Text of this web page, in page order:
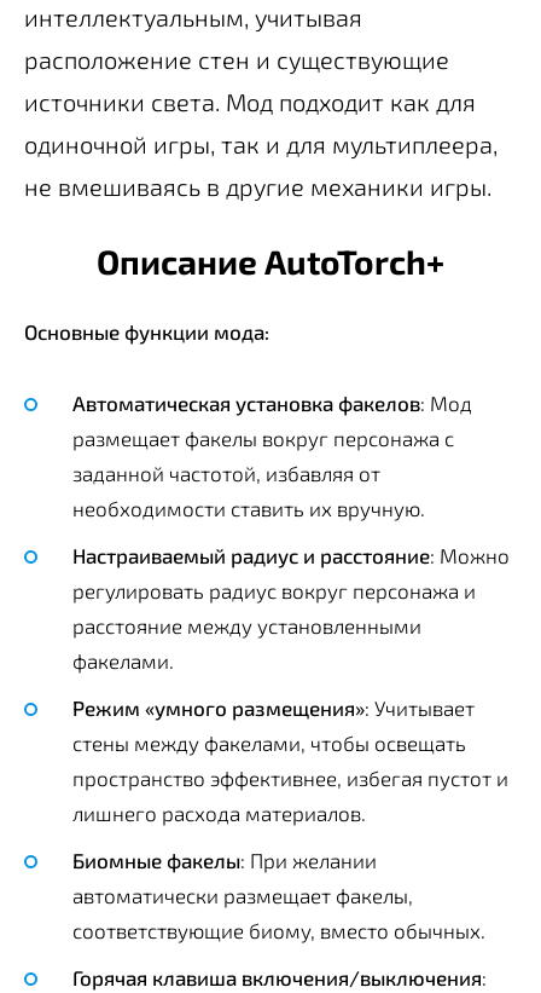
интеллектуальным, учитывая
расположение стен и существующие
источники света. Мод подходит как для
одиночной игры, так и для мультиплеера,
не вмешиваясь в другие механики игры.
Описание AutoTorch+
Основные функции мода:
Автоматическая установка факелов: Мод
размещает факелы вокруг персонажа с
заданной частотой, избавляя от
необходимости ставить их вручную.
Настраиваемый радиус и расстояние: Можно
регулировать радиус вокруг персонажа и
расстояние между установленными
факелами.
Режим «умного размещения»: Учитывает
стены между факелами, чтобы освещать
пространство эффективнее, избегая пустот и
лишнего расхода материалов.
Биомные факелы: При желании
автоматически размещает факелы,
соответствующие биому, вместо обычных.
Горячая клавиша включения/выключения: